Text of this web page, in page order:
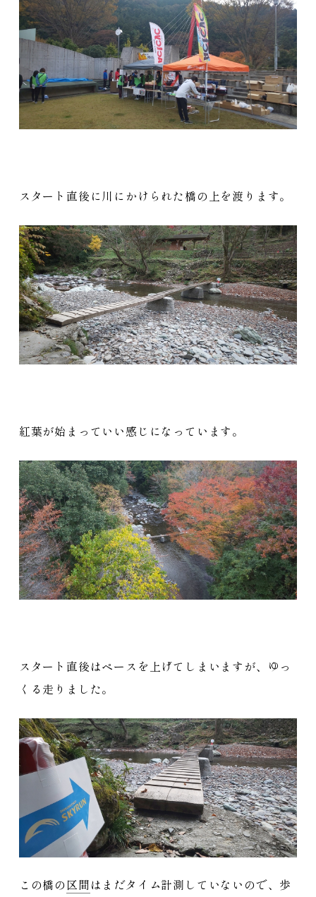
スタート直後に川にかけられた橋の上を渡ります。
紅葉が始まっていい感じになっています。
スタート直後はペースを上げてしまいますが、ゆっ
くる走りました。
この橋の 区間 はまだタイム計測していないので、歩